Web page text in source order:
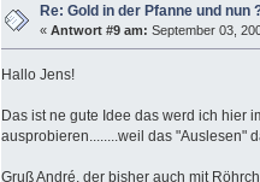
Re: Gold in der Pfanne und nun
«Antwort #9 am: September 03,
Hallo Jens!
Das ist ne gute Idee das werd ich hier
ausprobieren........weil das "Auslesen"
Gruß André, der bisher auch mit